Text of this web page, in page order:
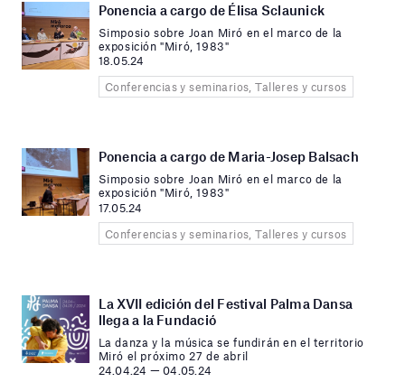
Ponencia a cargo de Élisa Sclaunick
Simposio sobre Joan Miró en el marco de la
exposición "Miró, 1983"
18.05.24
Conferencias y seminarios, Talleres y cursos
Ponencia a cargo de Maria-Josep Balsach
Simposio sobre Joan Miró en el marco de la
exposición "Miró, 1983"
17.05.24
Conferencias y seminarios, Talleres y cursos
La XVII edición del Festival Palma Dansa
llega a la Fundació
La danza y la música se fundirán en el territorio
Miró el próximo 27 de abril
24.04.24 — 04.05.24